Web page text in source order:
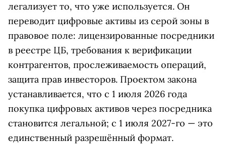
легализует то, что уже используется. Он
переводит цифровые активы из серой зоны в
правовое поле: лицензированные посредники
в реестре ЦБ, требования к верификации
контрагентов, прослеживаемость операций,
защита прав инвесторов. Проектом закона
устанавливается, что с 1 июля 2026 года
покупка цифровых активов через посредника
становится легальной; с 1 июля 2027-го — это
единственный разрешённый формат.